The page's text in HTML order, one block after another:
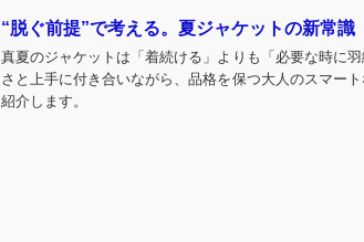
“脱ぐ前提”で考える。夏ジャケットの新常識
真夏のジャケットは「着続ける」よりも「必要な時に
さと上手に付き合いながら、品格を保つ大人のスマー
紹介します。